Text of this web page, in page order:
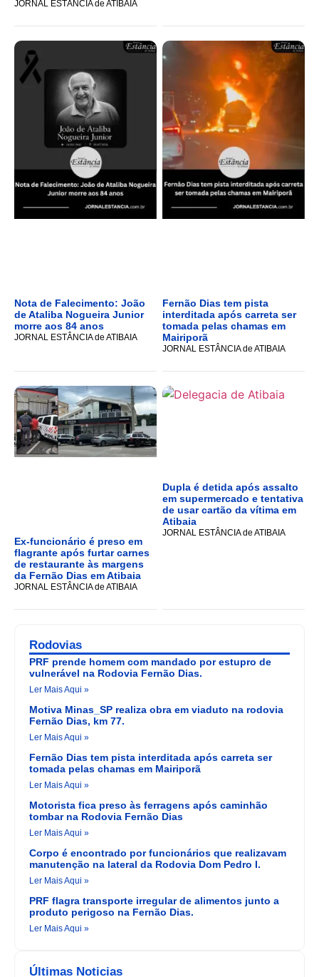
JORNAL ESTÂNCIA de ATIBAIA
Nota de Falecimento: João
de Ataliba Nogueira Junior
morre aos 84 anos
JORNAL ESTÂNCIA de ATIBAIA
Fernão Dias tem pista
interditada após carreta ser
tomada pelas chamas em
Mairiporã
JORNAL ESTÂNCIA de ATIBAIA
Ex-funcionário é preso em
flagrante após furtar carnes
de restaurante às margens
da Fernão Dias em Atibaia
JORNAL ESTÂNCIA de ATIBAIA
Dupla é detida após assalto
em supermercado e tentativa
de usar cartão da vítima em
Atibaia
JORNAL ESTÂNCIA de ATIBAIA
Rodovias
PRF prende homem com mandado por estupro de
vulnerável na Rodovia Fernão Dias.
Ler Mais Aqui »
Motiva Minas_SP realiza obra em viaduto na rodovia
Fernão Dias, km 77.
Ler Mais Aqui »
Fernão Dias tem pista interditada após carreta ser
tomada pelas chamas em Mairiporã
Ler Mais Aqui »
Motorista fica preso às ferragens após caminhão
tombar na Rodovia Fernão Dias
Ler Mais Aqui »
Corpo é encontrado por funcionários que realizavam
manutenção na lateral da Rodovia Dom Pedro I.
Ler Mais Aqui »
PRF flagra transporte irregular de alimentos junto a
produto perigoso na Fernão Dias.
Ler Mais Aqui »
Últimas Noticias